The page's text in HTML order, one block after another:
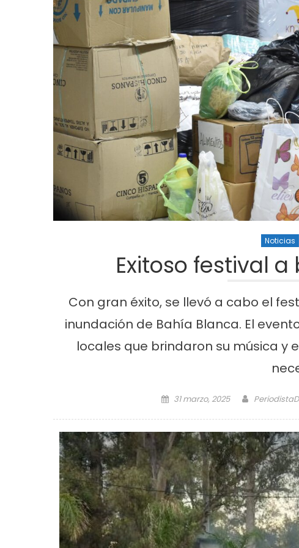
Noticias
Exitoso festival
Con gran éxito, se llevó a cabo el
inundación de Bahía Blanca. El
locales que brindaron su música y
Posted on
31 marzo, 2025 Author
PeriodistaD
«Los Remolinos» revolucionan Punta
Lara con su Carnaval Barrial
Cultura Noticias
Murga los
años con guiso
carnaval